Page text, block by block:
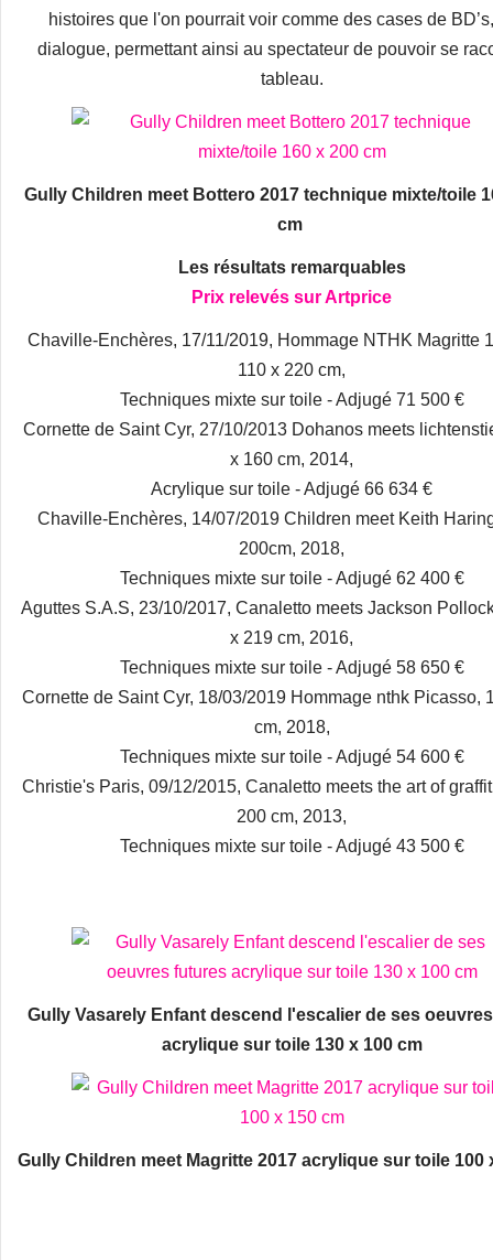
histoires que l'on pourrait voir comme des cases de
dialogue, permettant ainsi au spectateur de pouvoir se
tableau.
Gully Children meet Bottero 2017 technique mixte/toile
cm
Les résultats remarquables
Prix relevés sur Artprice
Chaville-Enchères, 17/11/2019, Hommage NTHK Magritte
110 x 220 cm,
Techniques mixte sur toile - Adjugé 71 500 €
Cornette de Saint Cyr, 27/10/2013 Dohanos meets
x 160 cm, 2014,
Acrylique sur toile - Adjugé 66 634 €
Chaville-Enchères, 14/07/2019 Children meet Keith
200cm, 2018,
Techniques mixte sur toile - Adjugé 62 400 €
Aguttes S.A.S, 23/10/2017, Canaletto meets Jackson
x 219 cm, 2016,
Techniques mixte sur toile - Adjugé 58 650 €
Cornette de Saint Cyr, 18/03/2019 Hommage nthk Picasso,
cm, 2018,
Techniques mixte sur toile - Adjugé 54 600 €
Christie's Paris, 09/12/2015, Canaletto meets the art of
200 cm, 2013,
Techniques mixte sur toile - Adjugé 43 500 €
Gully Vasarely Enfant descend l'escalier de ses
acrylique sur toile 130 x 100 cm
Gully Children meet Magritte 2017 acrylique sur toile 100